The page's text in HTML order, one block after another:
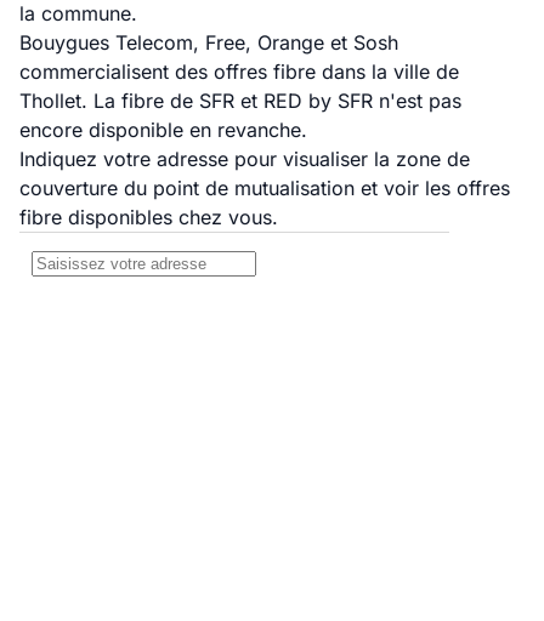
la commune.
Bouygues Telecom, Free, Orange et Sosh
commercialisent des offres fibre dans la ville de
Thollet. La fibre de SFR et RED by SFR n'est pas
encore disponible en revanche.
Indiquez votre adresse pour visualiser la zone de
couverture du point de mutualisation et voir les offres
fibre disponibles chez vous.